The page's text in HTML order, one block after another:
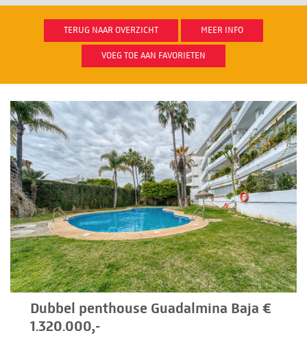
TERUG NAAR OVERZICHT MEER INFO
VOEG TOE AAN FAVORIETEN
Dubbel penthouse Guadalmina Baja €
1.320.000,-